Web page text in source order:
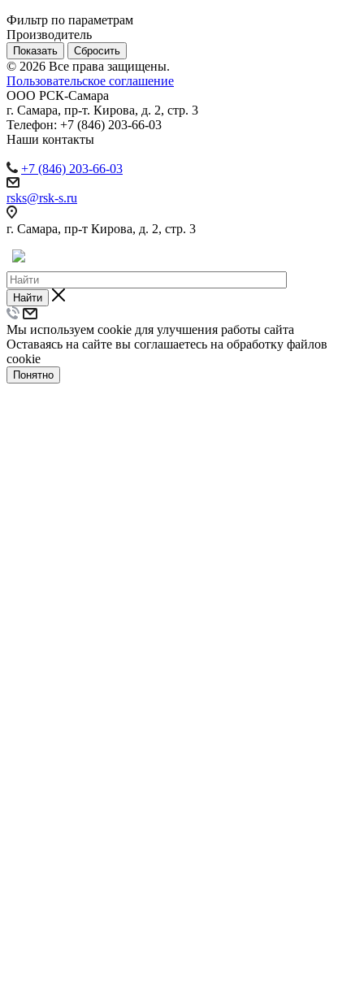
Фильтр по параметрам
Производитель
Сбросить
© 2026 Все права защищены.
Пользовательское соглашение
ООО РСК-Самара
г. Самара, пр-т. Кирова, д. 2, стр. 3
Телефон: +7 (846) 203-66-03
Наши контакты
+7 (846) 203-66-03
rsks@rsk-s.ru
г. Самара, пр-т Кирова, д. 2, стр. 3
Найти
Мы используем cookie для улучшения работы сайта
Оставаясь на сайте вы соглашаетесь на обработку файлов
cookie
Понятно